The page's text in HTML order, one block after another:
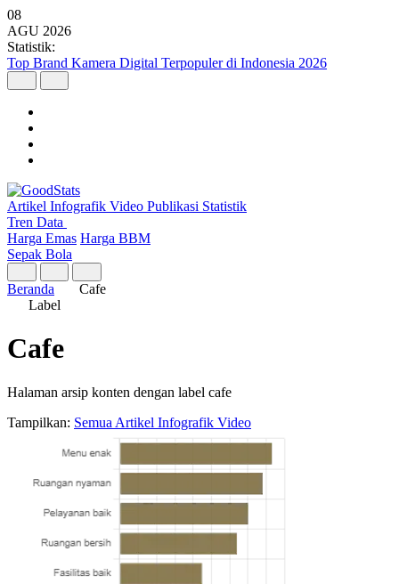
08
AGU 2026
Statistik:
Top Brand Kamera Digital Terpopuler di Indonesia 2026
Artikel Infografik Video Publikasi Statistik
Tren Data
Harga Emas Harga BBM
Sepak Bola
Beranda
Cafe
Label
Cafe
Halaman arsip konten dengan label cafe
Tampilkan: Semua Artikel Infografik Video